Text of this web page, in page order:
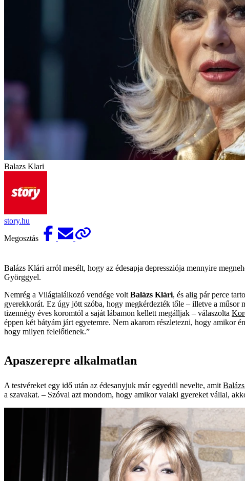
Balazs Klari
story.hu
Megosztás
Balázs Klári arról mesélt, hogy az édesapja depressziója mennyire
Györggyel.
Nemrég a Világtalálkozó vendége volt Balázs Klári, és alig pár perce
gyerekkorát. Ez úgy jött szóba, hogy megkérdezték tőle – illetve a műsor
tizennégy éves koromtól a saját lábamon kellett megálljak – válaszolta
éppen két bátyám járt egyetemre. Nem akarom részletezni, hogy
hogy milyen felelőtlenek.”
Apaszerepre alkalmatlan
A testvéreket egy idő után az édesanyjuk már egyedül nevelte, amit
a szavakat. – Szóval azt mondom, hogy amikor valaki gyereket vállal,